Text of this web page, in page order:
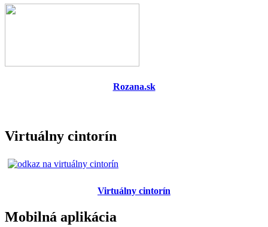
Rozana.sk
Virtuálny cintorín
Virtuálny cintorín
Mobilná aplikácia